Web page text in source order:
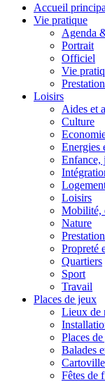
Accueil
Vie pratique
Agenda
Portrait
Officiel
Vie
Loisirs
Aides et
Culture
Energies
Enfance,
Loisirs
Mobilité,
Nature
Propreté
Quartiers
Sport
Travail
Places de jeux
Lieux de
Places
Balades
Fêtes de